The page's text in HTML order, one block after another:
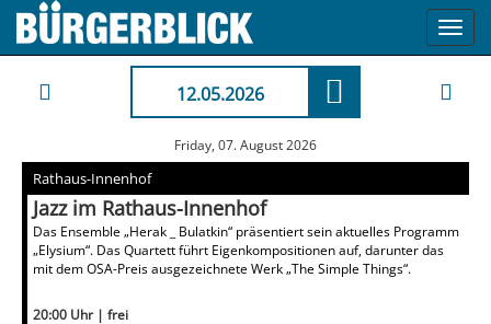
12.05.2026
Friday, 07. August 2026
Rathaus-Innenhof
Jazz im Rathaus-Innenhof
Das Ensemble „Herak _ Bulatkin“ präsentiert sein aktuelles Programm
„Elysium“. Das Quartett führt Eigenkompositionen auf, darunter das
mit dem OSA-Preis ausgezeichnete Werk „The Simple Things“.
20:00 Uhr | frei